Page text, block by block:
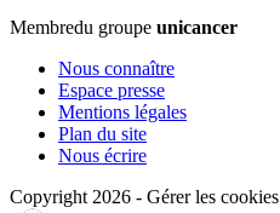
Membredu groupe unicancer
Nous connaître
Espace presse
Mentions légales
Plan du site
Nous écrire
Copyright 2026 - Gérer les cookies